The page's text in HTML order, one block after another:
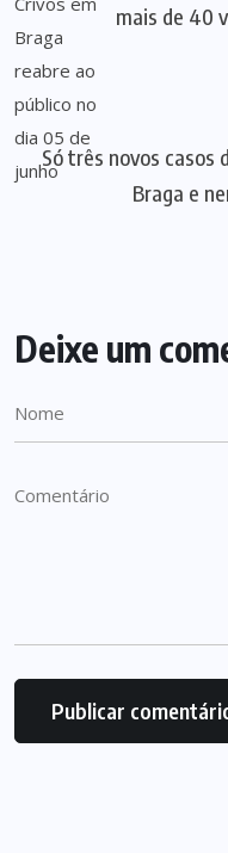
mais de 40
Só três novos casos
Braga e
Deixe um